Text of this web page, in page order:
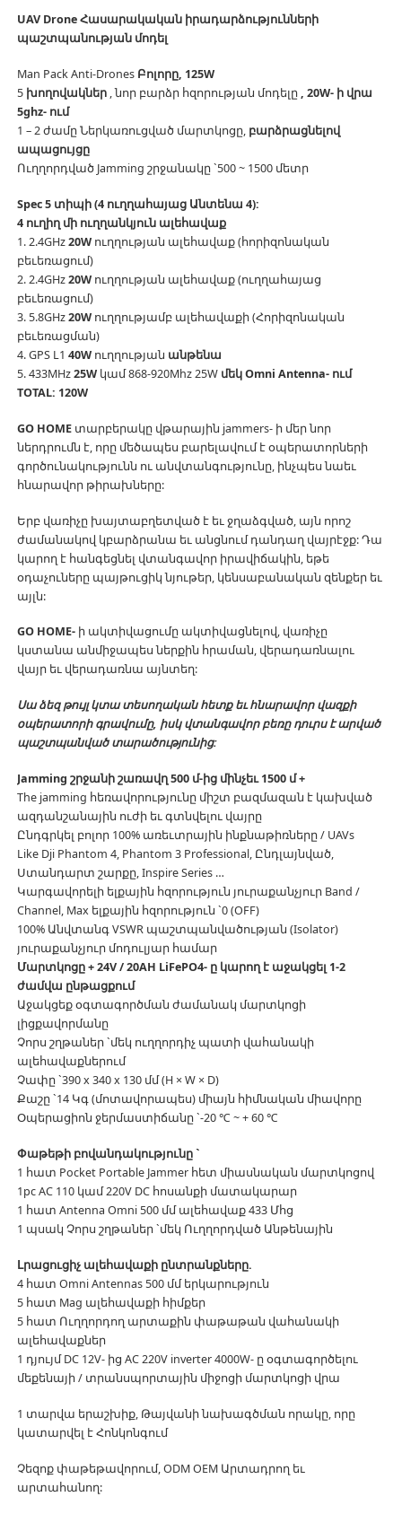
UAV Drone Հասարակական իրադարձությունների
պաշտպանության մոդել
Man Pack Anti-Drones Բոլորը, 125W
5 խողովակներ, նոր բարձր հզորության մոդելը , 20W- ի վրա
5ghz- ում
1 – 2 ժամը Ներկառուցված մարտկոցը, բարձրացնելով
ապացույցը
Ուղղորդված Jamming շրջանակը `500 ~ 1500 մետր
Spec 5 տիպի (4 ուղղահայաց Անտենա 4):
4 ուղիղ մի ուղղանկյուն ալեհավաք
1. 2.4GHz20Wուղղության ալեհավաք (հորիզոնական
բեւեռացում)
2. 2.4GHz20Wուղղության ալեհավաք (ուղղահայաց
բեւեռացում)
3. 5.8GHz20Wուղղությամբ ալեհավաքի (Հորիզոնական
բեւեռացման)
4. GPS L1 40Wուղղության անթենա
5. 433MHz25Wկամ 868-920Mhz 25W մեկ Omni Antenna- ում
TOTAL: 120W
GO HOMEտարբերակը վթարային jammers- ի մեր նոր
ներդրումն է, որը մեծապես բարելավում է օպերատորների
գործունակությունն ու անվտանգությունը, ինչպես նաեւ
հնարավոր թիրախները:
Երբ վառիչը խայտաբղետված է եւ ջղաձգված, այն որոշ
ժամանակով կբարձրանա եւ անցնում դանդաղ վայրէջք: Դա
կարող է հանգեցնել վտանգավոր իրավիճակին, եթե
օդաչուները պայթուցիկ նյութեր, կենսաբանական զենքեր եւ
այլն:
GO HOME-ի ակտիվացումը ակտիվացնելով, վառիչը
կստանա անմիջապես ներքին հրաման, վերադառնալու
վայր եւ վերադառնա այնտեղ:
Սա ձեզ թույլ կտա տեսողական հետք եւ հնարավոր վազքի
օպերատորի գրավումը, իսկ վտանգավոր բեռը դուրս է արված
պաշտպանված տարածությունից:
Jamming շրջանի շառավղ 500 մ-ից մինչեւ 1500 մ +
The jamming հեռավորությունը միշտ բազմազան է կախված
ազդանշանային ուժի եւ գտնվելու վայրը
Ընդգրկել բոլոր 100% առեւտրային ինքնաթիռները / UAVs
Like Dji Phantom 4, Phantom 3 Professional, Ընդլայնված,
Ստանդարտ շարքը, Inspire Series …
Կարգավորելի ելքային հզորություն յուրաքանչյուր Band /
Channel, Max ելքային հզորություն `0 (OFF)
100% Անվտանգ VSWR պաշտպանվածության (Isolator)
յուրաքանչյուր մոդուլյար համար
Մարտկոցը + 24V / 20AH LiFePO4- ը կարող է աջակցել 1-2
ժամվա ընթացքում
Աջակցեք օգտագործման ժամանակ մարտկոցի
լիցքավորմանը
Չորս շղթաներ `մեկ ուղղորդիչ պատի վահանակի
ալեհավաքներում
Չափը `390 x 340 x 130 մմ (H × W × D)
Քաշը `14 Կգ (մոտավորապես) միայն հիմնական միավորը
Օպերացիոն ջերմաստիճանը `-20 ℃ ~ + 60 ℃
Փաթեթի բովանդակությունը `
1 հատ Pocket Portable Jammer հետ միասնական մարտկոցով
1pc AC 110 կամ 220V DC հոսանքի մատակարար
1 հատ Antenna Omni 500 մմ ալեհավաք 433 Մհց
1 պսակ Չորս շղթաներ `մեկ Ուղղորդված Անթենային
Լրացուցիչ ալեհավաքի ընտրանքները.
4 հատ Omni Antennas 500 մմ երկարություն
5 հատ Mag ալեհավաքի հիմքեր
5 հատ Ուղղորդող արտաքին փաթաթան վահանակի
ալեհավաքներ
1 դյույմ DC 12V- ից AC 220V inverter 4000W- ը օգտագործելու
մեքենայի / տրանսպորտային միջոցի մարտկոցի վրա
1 տարվա երաշխիք, Թայվանի նախագծման որակը, որը
կատարվել է Հոնկոնգում
Չեզոք փաթեթավորում, ODM OEM Արտադրող եւ
արտահանող: